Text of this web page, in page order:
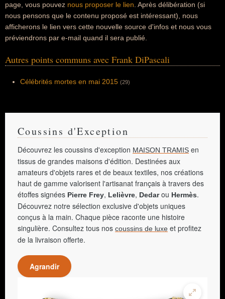
page, vous pouvez nous proposer le lien . Après délibération (si
nous pensons que le contenu proposé est intéressant), nous
afficherons le lien vers cette nouvelle source d'infos et nous vous
préviendrons par e-mail quand il sera publié.
Autres points communs avec Frank DiPascali
Célébrités mortes en mai 2015 (29)
Coussins d'Exception
Découvrez les coussins d'exception MAISON TRAMIS en
tissus de grandes maisons d'édition. Destinées aux
amateurs d'objets rares et de beaux textiles, nos créations
haut de gamme valorisent l'artisanat français à travers des
étoffes signées Pierre Frey, Lelièvre, Dedarou Hermès.
Découvrez notre sélection exclusive d'objets uniques
conçus à la main. Chaque pièce raconte une histoire
singulière. Consultez tous nos coussins de luxe et profitez
de la livraison offerte.
Agrandir